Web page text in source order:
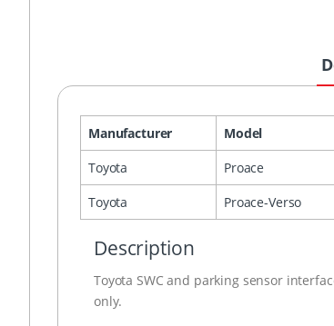
Manufacturer Model
Toyota
Proace
Toyota
Proace-Verso
Description
Toyota SWC and parking sensor
only.